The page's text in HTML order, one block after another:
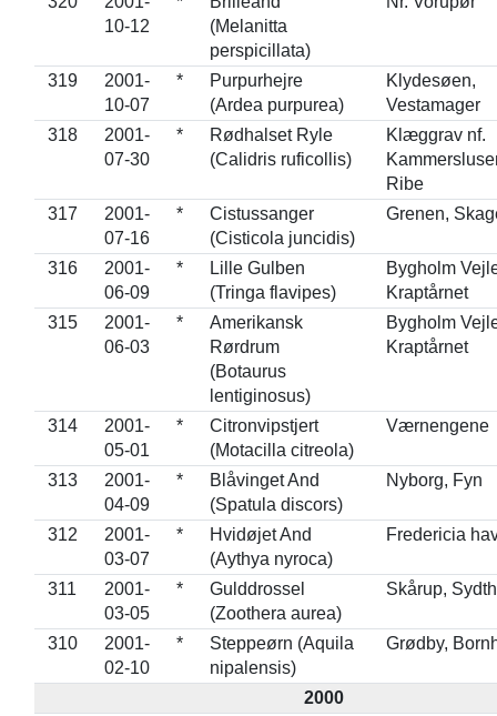
10-12
(Melanitta
perspicillata)
319
2001-
10-07
*
Purpurhejre
(Ardea purpurea)
Klydesøen,
Vestamager
318
2001-
07-30
*
Rødhalset Ryle
(Calidris ruficollis)
Klæggrav nf.
Ribe
317
2001-
07-16
*
Cistussanger
(Cisticola juncidis)
Grenen,
316
2001-
06-09
*
Lille Gulben
(Tringa flavipes)
Bygholm
Kraptårnet
315
2001-
06-03
*
Amerikansk
Rørdrum
(Botaurus
lentiginosus)
Bygholm
Kraptårnet
314
2001-
05-01
*
Citronvipstjert
(Motacilla citreola)
Værnengene
313
2001-
04-09
*
Blåvinget And
(Spatula discors)
Nyborg, Fyn
312
2001-
03-07
*
Hvidøjet And
(Aythya nyroca)
Fredericia
311
2001-
03-05
*
Gulddrossel
(Zoothera aurea)
Skårup,
310
2001-
02-10
*
Steppeørn (Aquila
nipalensis)
Grødby,
2000